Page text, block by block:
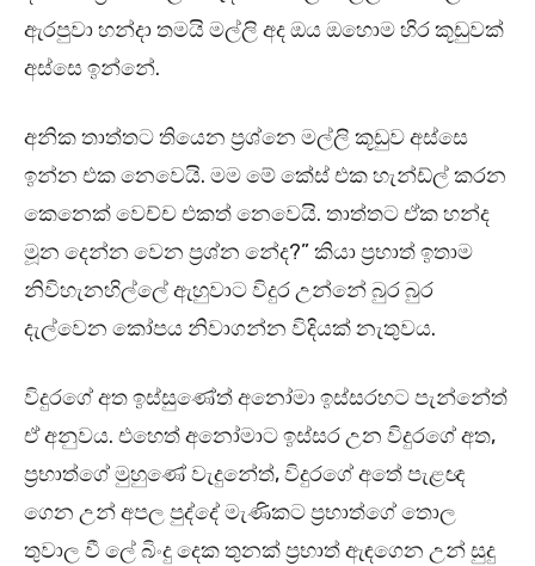
ඇරපුවා හන්දා තමයි මල්ලි අද ඔය ඔහොම හිර කූඩුවක්
අස්සෙ ඉන්නේ.
අනික තාත්තට තියෙන ප්‍රශ්නෙ මල්ලි කූඩුව අස්සෙ
ඉන්න එක නෙවෙයි. මම මේ කේස් එක හැන්ඩ්ල් කරන
කෙනෙක් වෙච්ච එකත් නෙවෙයි. තාත්තට ඒක හන්ද
මූන දෙන්න වෙන ප්‍රශ්න නේද?” කියා ප්‍රභාත් ඉතාම
නිවිහැනහිල්ලේ ඇහුවාට විදුර උන්නේ බුර බුර
දැල්වෙන කෝපය නිවාගන්න විදියක් නැතුවය.
විදුරගේ අත ඉස්සුණේත් අනෝමා ඉස්සරහට පැන්නේත්
ඒ අනුවය. එහෙත් අනෝමාට ඉස්සර උන විදුරගේ අත,
ප්‍රභාත්ගේ මුහුණේ වැදුනේත්, විදුරගේ අතේ පැළඥ
ගෙන උන් අපල පුද්දේ මැණිකට ප්‍රභාත්ගේ තොල
තුවාල වී ලේ බිංදු දෙක තුනක් ප්‍රභාත් ඇඳගෙන උන් සුදු